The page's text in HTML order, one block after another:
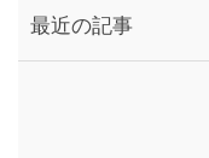
最近の記事